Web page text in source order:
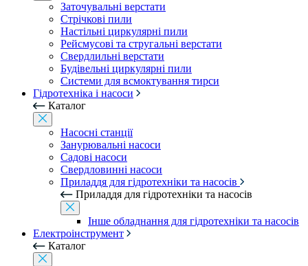
Заточувальні верстати
Стрічкові пили
Настільні циркулярні пили
Рейсмусові та стругальні верстати
Свердлильні верстати
Будівельні циркулярні пили
Системи для всмоктування тирси
Гідротехніка і насоси
Каталог
Насосні станції
Занурювальні насоси
Садові насоси
Свердловинні насоси
Приладдя для гідротехніки та насосів
Приладдя для гідротехніки та насосів
Інше обладнання для гідротехніки та насосів
Електроінструмент
Каталог